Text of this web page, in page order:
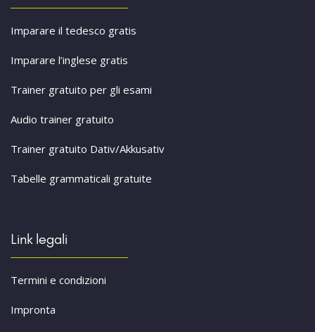
Imparare il tedesco gratis
Imparare l’inglese gratis
Trainer gratuito per gli esami
Audio trainer gratuito
Trainer gratuito Dativ/Akkusativ
Tabelle grammaticali gratuite
Link legali
Termini e condizioni
Impronta